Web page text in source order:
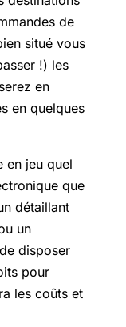
de
situé vous
!) les
en
en quelques
en jeu quel
que
détaillant
un
disposer
pour
les coûts et